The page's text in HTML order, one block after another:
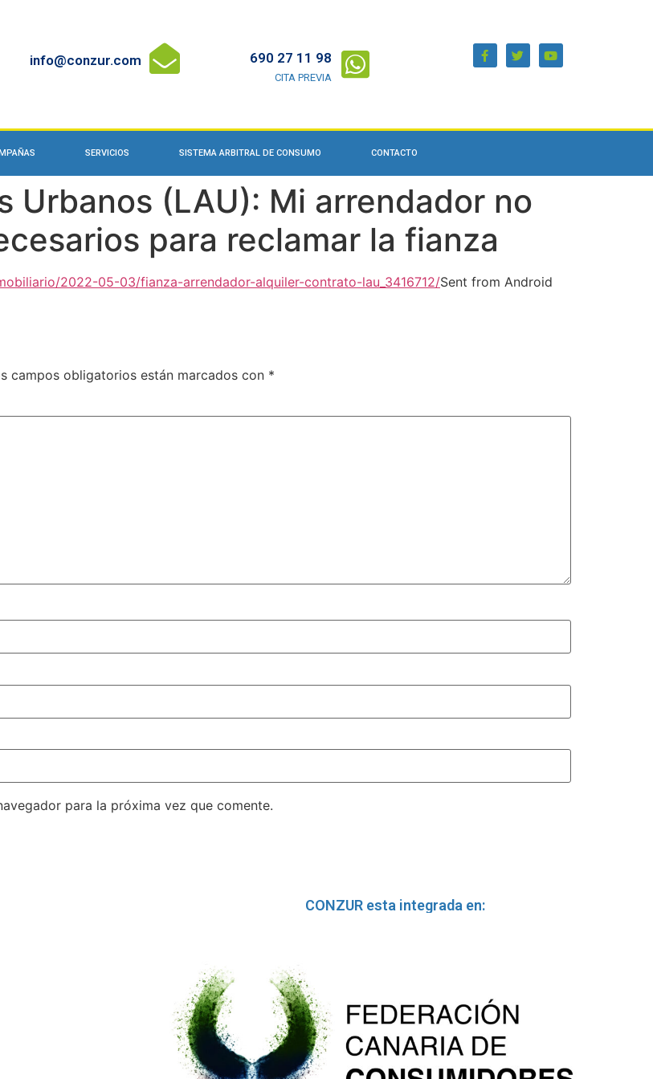
info@conzur.com 690 27 11 98
CITA PREVIA
SERVICIOS SISTEMA ARBITRAL DE CONSUMO CONTACTO
Urbanos (LAU): Mi arrendador no
para reclamar la fianza
2022-05-03/fianza-arrendador-alquiler-contrato-lau_3416712/Sent from Android
campos obligatorios están marcados con *
para la próxima vez que comente.
CONZUR esta integrada en: